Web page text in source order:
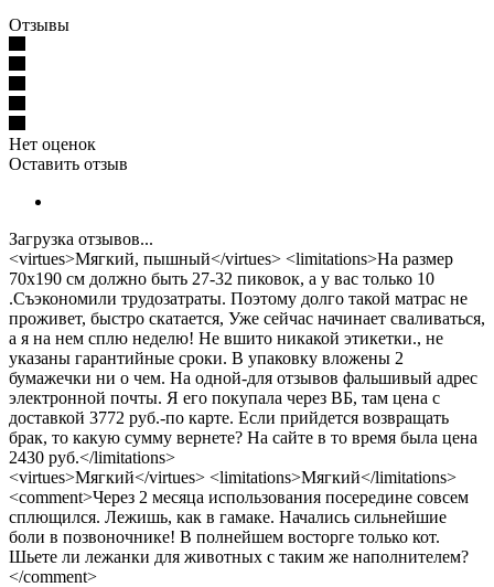
Отзывы
Нет оценок
Оставить отзыв
Загрузка отзывов...
<virtues>Мягкий, пышный</virtues> <limitations>На размер
70х190 см должно быть 27-32 пиковок, а у вас только 10
.Съэкономили трудозатраты. Поэтому долго такой матрас не
проживет, быстро скатается, Уже сейчас начинает сваливаться,
а я на нем сплю неделю! Не вшито никакой этикетки., не
указаны гарантийные сроки. В упаковку вложены 2
бумажечки ни о чем. На одной-для отзывов фальшивый адрес
электронной почты. Я его покупала через ВБ, там цена с
доставкой 3772 руб.-по карте. Если прийдется возвращать
брак, то какую сумму вернете? На сайте в то время была цена
2430 руб.</limitations>
<virtues>Мягкий</virtues> <limitations>Мягкий</limitations>
<comment>Через 2 месяца использования посередине совсем
сплющился. Лежишь, как в гамаке. Начались сильнейшие
боли в позвоночнике! В полнейшем восторге только кот.
Шьете ли лежанки для животных с таким же наполнителем?
</comment>